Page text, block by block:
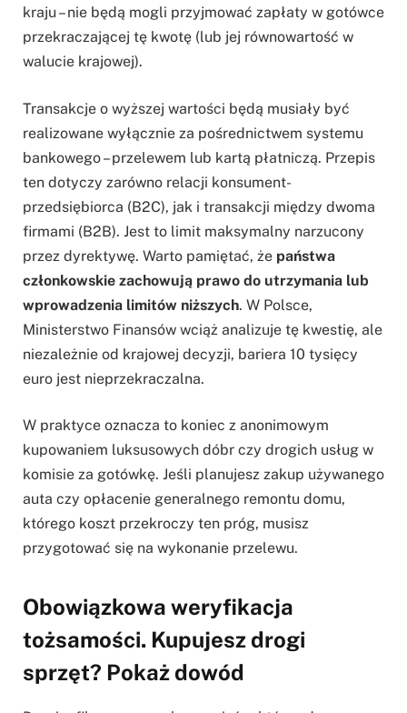
kraju – nie będą mogli przyjmować zapłaty w gotówce
przekraczającej tę kwotę (lub jej równowartość w
walucie krajowej).
Transakcje o wyższej wartości będą musiały być
realizowane wyłącznie za pośrednictwem systemu
bankowego – przelewem lub kartą płatniczą. Przepis
ten dotyczy zarówno relacji konsument-
przedsiębiorca (B2C), jak i transakcji między dwoma
firmami (B2B). Jest to limit maksymalny narzucony
przez dyrektywę. Warto pamiętać, że państwa
członkowskie zachowują prawo do utrzymania lub
wprowadzenia limitów niższych. W Polsce,
Ministerstwo Finansów wciąż analizuje tę kwestię, ale
niezależnie od krajowej decyzji, bariera 10 tysięcy
euro jest nieprzekraczalna.
W praktyce oznacza to koniec z anonimowym
kupowaniem luksusowych dóbr czy drogich usług w
komisie za gotówkę. Jeśli planujesz zakup używanego
auta czy opłacenie generalnego remontu domu,
którego koszt przekroczy ten próg, musisz
przygotować się na wykonanie przelewu.
Obowiązkowa weryfikacja
tożsamości. Kupujesz drogi
sprzęt? Pokaż dowód